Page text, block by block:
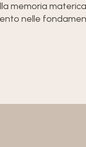
memoria
nelle